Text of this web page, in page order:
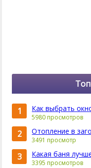
1 Как выбрать
5980 просмотров
2 Отопление в
3491 просмотр
3 Какая баня
3395 просмотров